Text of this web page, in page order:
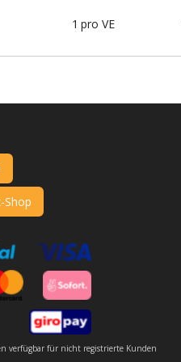
1 pro VE
Shop
verfügbar für nicht registrierte Kunden